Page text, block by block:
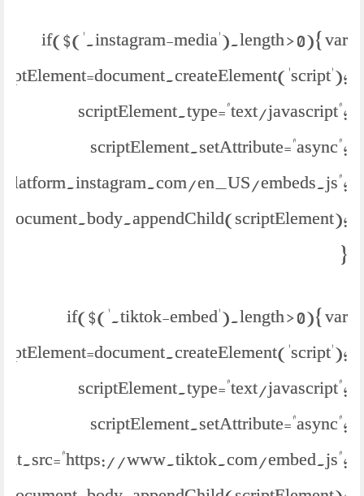
if($('.instagram-media').length > 0){ var
scriptElement.type="text/javascript";
scriptElement.setAttribute="async";
en_US/embeds.js";
document.body.appendChild(scriptElement);
}
if($('.tiktok-embed').length > 0){ var
scriptElement.type="text/javascript";
scriptElement.setAttribute="async";
www.tiktok.com/embed.js";